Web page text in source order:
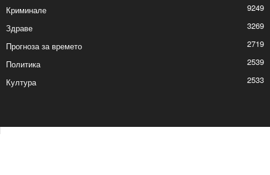
Криминале
9249
Здраве
3269
Прогноза за времето
2719
Политика
2539
Култура
2533